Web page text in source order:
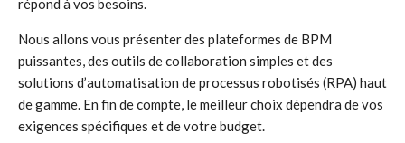
répond à vos besoins.
Nous allons vous présenter des plateformes de BPM
puissantes, des outils de collaboration simples et des
solutions d’automatisation de processus robotisés (RPA) haut
de gamme. En fin de compte, le meilleur choix dépendra de vos
exigences spécifiques et de votre budget.